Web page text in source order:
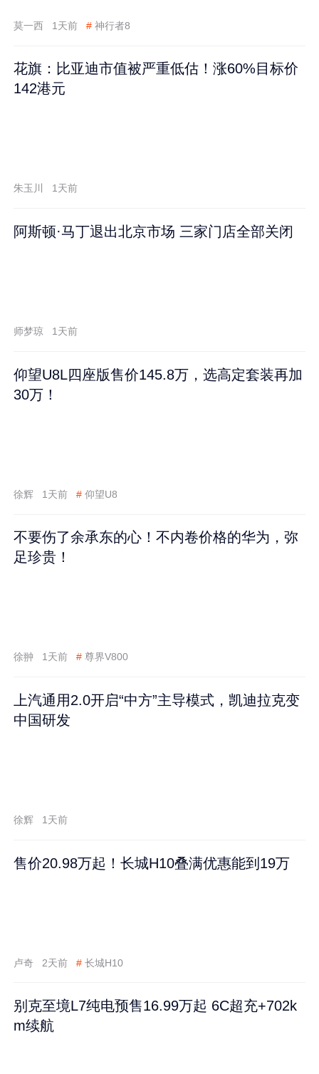
莫一西 1天前 # 神行者8
花旗：比亚迪市值被严重低估！涨60%目标价
142港元
朱玉川 1天前
阿斯顿·马丁退出北京市场 三家门店全部关闭
师梦琼 1天前
仰望U8L四座版售价145.8万，选高定套装再加
30万！
徐辉 1天前 # 仰望U8
不要伤了余承东的心！不内卷价格的华为，弥
足珍贵！
徐翀 1天前 # 尊界V800
上汽通用2.0开启“中方”主导模式，凯迪拉克变
中国研发
徐辉 1天前
售价20.98万起！长城H10叠满优惠能到19万
卢奇 2天前 # 长城H10
别克至境L7纯电预售16.99万起 6C超充+702k
m续航